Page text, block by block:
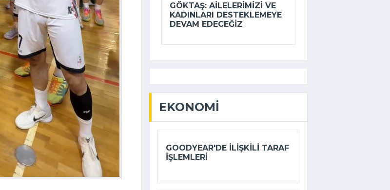
GÖKTAŞ: AILELERIMIZI VE
KADINLARI DESTEKLEMEYE
DEVAM EDECEĞIZ
EKONOMI
GOODYEAR'DE ILIŞKILI TARAF
IŞLEMLERI